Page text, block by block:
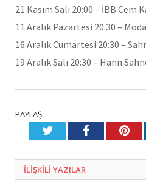
21 Kasım Salı 20:00 – İBB
11 Aralık Pazartesi 20:30 –
16 Aralık Cumartesi 20:30 –
19 Aralık Salı 20:30 – Hann
PAYLAŞ.
TwitterFacebook
ILIŞKILI YAZILAR